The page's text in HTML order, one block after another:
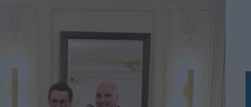
PLAZO Y LA MEDICIÓN SON DOS CARAS DE LA MISMA
PARA CERVEZA CAPAZ